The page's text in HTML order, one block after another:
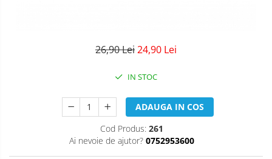
26,90 Lei24,90 Lei
IN STOC
ADAUGA IN COS
Cod Produs: 261
Ai nevoie de ajutor? 0752953600